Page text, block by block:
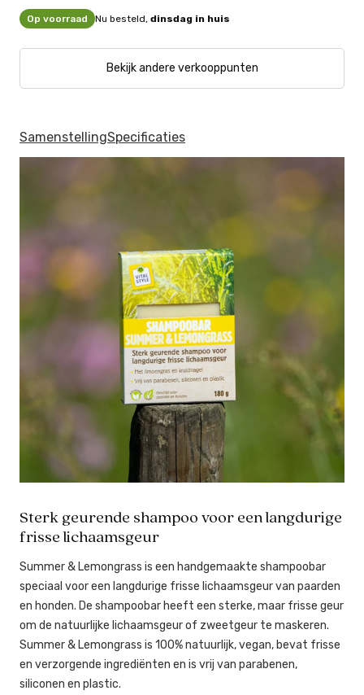
Op voorraad Nu besteld, dinsdag in huis
Bekijk andere verkooppunten
SamenstellingSpecificaties
Sterk geurende shampoo voor een langdurige
frisse lichaamsgeur
Summer & Lemongrass is een handgemaakte shampoobar
speciaal voor een langdurige frisse lichaamsgeur van paarden
en honden. De shampoobar heeft een sterke, maar frisse geur
om de natuurlijke lichaamsgeur of zweetgeur te maskeren.
Summer & Lemongrass is 100% natuurlijk, vegan, bevat frisse
en verzorgende ingrediënten en is vrij van parabenen,
siliconen en plastic.